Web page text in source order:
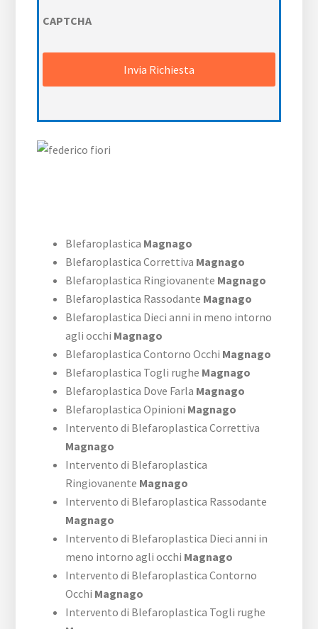
CAPTCHA
Blefaroplastica Magnago
Blefaroplastica Correttiva Magnago
Blefaroplastica Ringiovanente Magnago
Blefaroplastica Rassodante Magnago
Blefaroplastica Dieci anni in meno intorno
agli occhi Magnago
Blefaroplastica Contorno Occhi Magnago
Blefaroplastica Togli rughe Magnago
Blefaroplastica Dove Farla Magnago
Blefaroplastica Opinioni Magnago
Intervento di Blefaroplastica Correttiva
Magnago
Intervento di Blefaroplastica
Ringiovanente Magnago
Intervento di Blefaroplastica Rassodante
Magnago
Intervento di Blefaroplastica Dieci anni in
meno intorno agli occhi Magnago
Intervento di Blefaroplastica Contorno
Occhi Magnago
Intervento di Blefaroplastica Togli rughe